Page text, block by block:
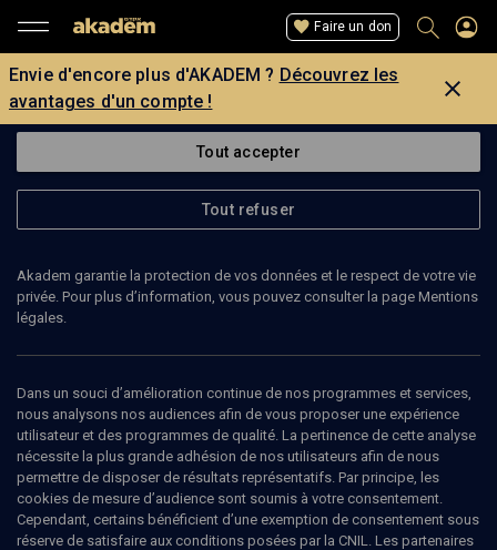
Faire un don
Envie d'encore plus d'AKADEM ? Découvrez les
avantages d'un compte !
Ajouter Partager J’aime
Tout accepter
Tout refuser
Akadem garantie la protection de vos données et le respect de votre vie
privée. Pour plus d’information, vous pouvez consulter la page Mentions
légales.
Dans un souci d’amélioration continue de nos programmes et services,
nous analysons nos audiences afin de vous proposer une expérience
utilisateur et des programmes de qualité. La pertinence de cette analyse
nécessite la plus grande adhésion de nos utilisateurs afin de nous
permettre de disposer de résultats représentatifs. Par principe, les
cookies de mesure d’audience sont soumis à votre consentement.
Cependant, certains bénéficient d’une exemption de consentement sous
réserve de satisfaire aux conditions posées par la CNIL. Les partenaires